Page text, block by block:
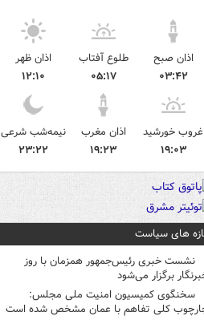
اذان صبح
۰۳:۴۲
طلوع آفتاب
۰۵:۱۷
اذان ظهر
۱۲:۱۰
غروب خورشید
۱۹:۰۳
اذان مغرب
۱۹:۲۳
نیمه‌شب شرعی
۲۳:۲۲
های سیاست
نشست خبری رئیس‌جمهور همزمان با روز
برگزار می‌شود
سخنگوی کمیسیون امنیت ملی مجلس:
کلی تفاهم با عمان مشخص شده است